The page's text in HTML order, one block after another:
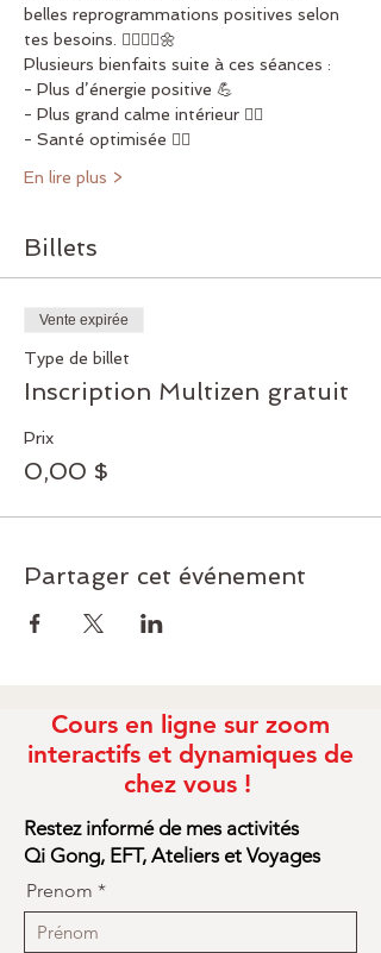
belles reprogrammations positives selon
tes besoins. 🧘‍♀️💆‍♂️🌼
Plusieurs bienfaits suite à ces séances :
- Plus d’énergie positive 💪
- Plus grand calme intérieur 🧘‍♂️
- Santé optimisée 🏋️‍♀️
En lire plus >
Billets
Vente expirée
Type de billet
Inscription Multizen gratuit
Prix
0,00 $
Partager cet événement
Cours en ligne sur zoom
interactifs et dynamiques de
chez vous !
Restez informé de mes activités
Qi Gong, EFT, Ateliers et Voyages
Prenom